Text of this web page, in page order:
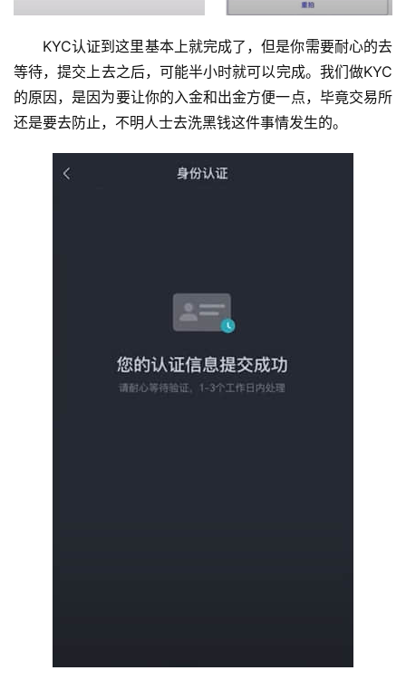
KYC认证到这里基本上就完成了，但是你需要耐心的去
等待，提交上去之后，可能半小时就可以完成。我们做KYC
的原因，是因为要让你的入金和出金方便一点，毕竟交易所
还是要去防止，不明人士去洗黑钱这件事情发生的。